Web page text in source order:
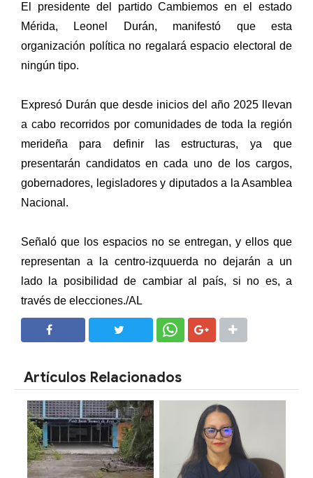
El presidente del partido Cambiemos en el estado
Mérida, Leonel Durán, manifestó que esta
organización política no regalará espacio electoral de
ningún tipo.
Expresó Durán que desde inicios del año 2025 llevan
a cabo recorridos por comunidades de toda la región
merideña para definir las estructuras, ya que
presentarán candidatos en cada uno de los cargos,
gobernadores, legisladores y diputados a la Asamblea
Nacional.
Señaló que los espacios no se entregan, y ellos que
representan a la centro-izquuerda no dejarán a un
lado la posibilidad de cambiar al país, si no es, a
través de elecciones./AL
Artículos Relacionados